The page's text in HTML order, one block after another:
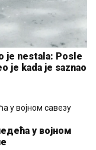
je nestala: Posle
je kada je saznao
у војном